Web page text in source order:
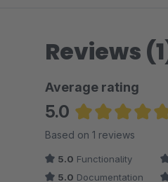
Reviews
Average rating
5.0
Average rating of
Based on 1 reviews
5.0 Functionality
5.0 Documentation